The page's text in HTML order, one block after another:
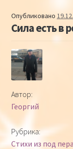
Поэтический
Поэтический
Детская
Опубликовано
Сила есть в
Автор:
Георгий
Рубрика:
Стихи из под пера